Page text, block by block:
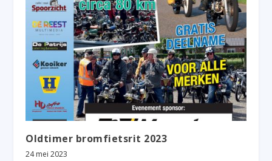
Oldtimer bromfietsrit 2023
24 mei 2023